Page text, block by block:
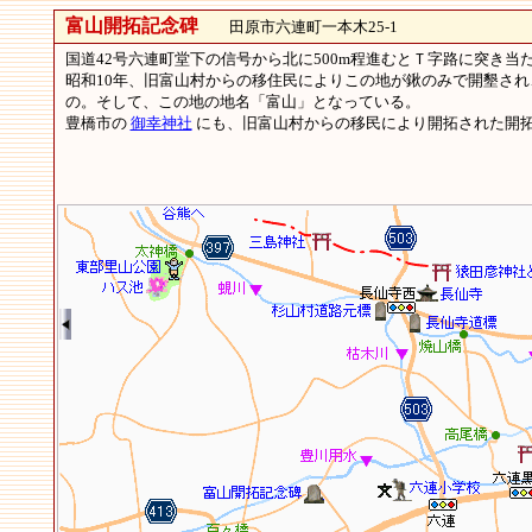
富山開拓記念碑田原市六連町一本木25-1
国道42号六連町堂下の信号から北に500m程進むとＴ字路に突き
昭和10年、旧富山村からの移住民によりこの地が鍬のみで開墾さ
の。そして、この地の地名「富山」となっている。
豊橋市の 御幸神社 にも、旧富山村からの移民により開拓された開